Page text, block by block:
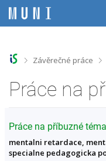
e
e
e
e
>Závěrečné práce
Práce na
Práce na příbuzné
mentalni retardace,
specialne pedagogicka